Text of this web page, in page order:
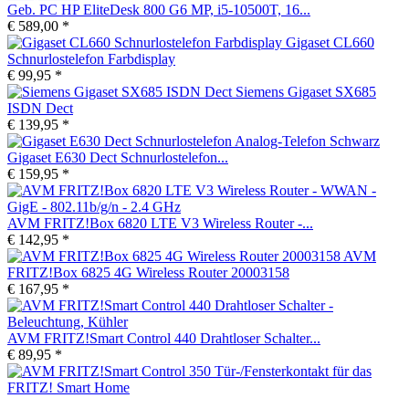
Geb. PC HP EliteDesk 800 G6 MP, i5-10500T, 16...
€ 589,00 *
Gigaset CL660
Schnurlostelefon Farbdisplay
€ 99,95 *
Siemens Gigaset SX685
ISDN Dect
€ 139,95 *
Gigaset E630 Dect Schnurlostelefon...
€ 159,95 *
AVM FRITZ!Box 6820 LTE V3 Wireless Router -...
€ 142,95 *
AVM
FRITZ!Box 6825 4G Wireless Router 20003158
€ 167,95 *
AVM FRITZ!Smart Control 440 Drahtloser Schalter...
€ 89,95 *